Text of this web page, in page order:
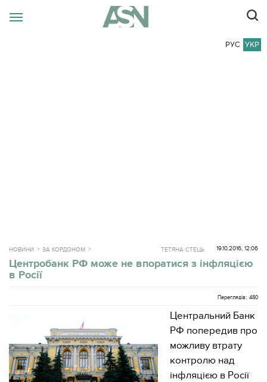
РУС УКР
НОВИНИ ЗА КОРДОНОМ 19.10.2016, 12:06
ТЕТЯНА СТЕЦЬ
Центробанк РФ може не впоратися з інфляцією
в Росії
Переглядів: 480
Центральний Банк
РФ попередив про
можливу втрату
контролю над
інфляцією в Росії